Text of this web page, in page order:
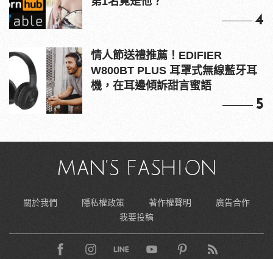
4
情人節送禮推薦！EDIFIER
W800BT PLUS 耳罩式無線藍牙耳
機，在耳邊傾訴甜言蜜語
5
關於我們 隱私權政策 著作權聲明
廣告合作
我要投稿